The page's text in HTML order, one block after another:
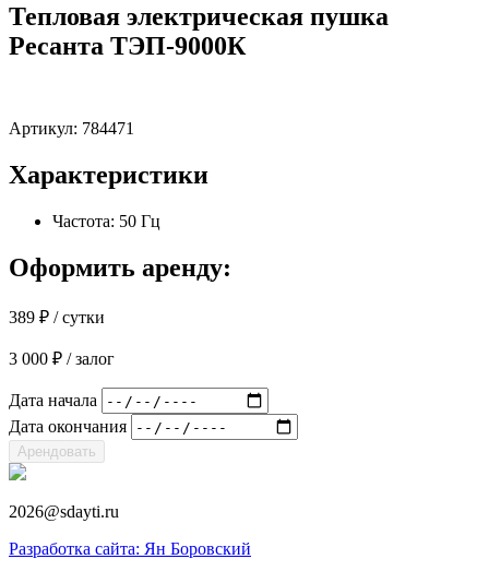
Тепловая электрическая пушка
Ресанта ТЭП-9000К
Артикул: 784471
Характеристики
Частота: 50 Гц
Оформить аренду:
389 ₽ / сутки
3 000 ₽ / залог
Дата начала
Дата окончания
Арендовать
2026@sdayti.ru
Разработка сайта: Ян Боровский